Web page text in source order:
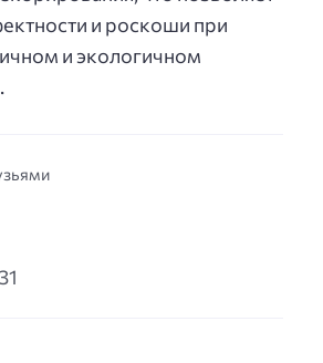
и роскоши при
и экологичном
31